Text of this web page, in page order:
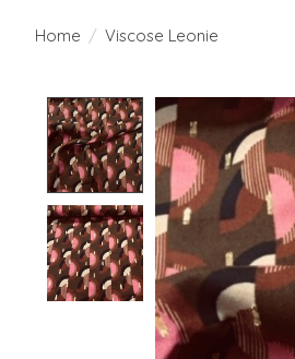
Home / Viscose Leonie
Product image